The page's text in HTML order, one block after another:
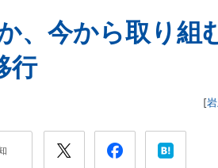
、今から取り
行
[